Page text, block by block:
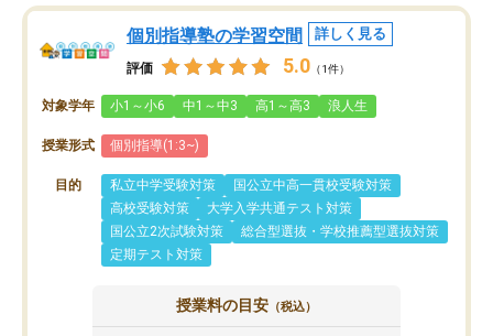
個別指導塾の学習空間 詳しく見る
評価 5.0 （1件）
対象学年 小1～小6 中1～中3 高1～高3 浪人生
授業形式 個別指導(1:3~)
目的 私立中学受験対策
国公立中高一貫校受験対策
高校受験対策
大学入学共通テスト対策
国公立2次試験対策
総合型選抜・学校推薦型選抜対策
定期テスト対策
授業料の目安 （税込）